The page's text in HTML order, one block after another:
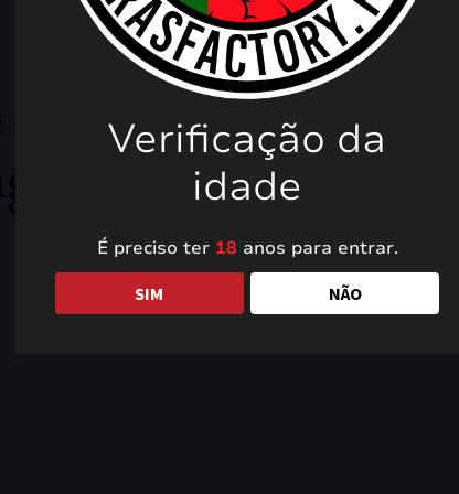
our dust! We're
amazing — check
Verificação da
idade
É preciso ter 18 anos para entrar.
SIM NÃO